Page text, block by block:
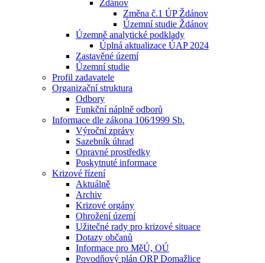
Ždánov
Změna č.1 ÚP Ždánov
Územní studie Ždánov
Územně analytické podklady
Úplná aktualizace ÚAP 2024
Zastavěné území
Územní studie
Profil zadavatele
Organizační struktura
Odbory
Funkční náplně odborů
Informace dle zákona 106⁄1999 Sb.
Výroční zprávy
Sazebník úhrad
Opravné prostředky
Poskytnuté informace
Krizové řízení
Aktuálně
Archiv
Krizové orgány
Ohrožení území
Užitečné rady pro krizové situace
Dotazy občanů
Informace pro MěÚ, OÚ
Povodňový plán ORP Domažlice